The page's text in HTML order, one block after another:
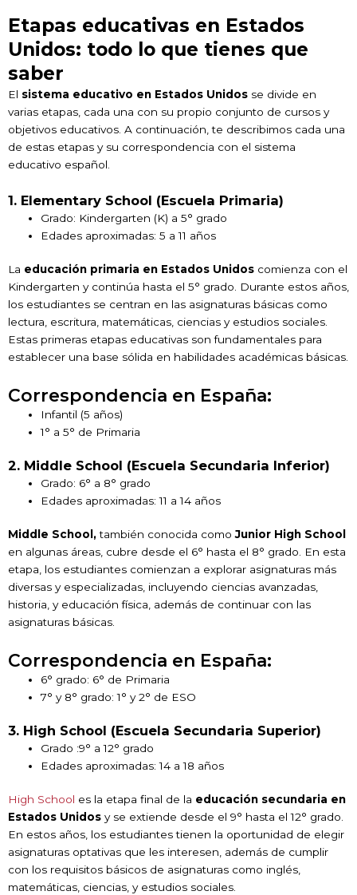
Etapas educativas en Estados
Unidos: todo lo que tienes que
saber
El sistema educativo en Estados Unidos se divide en
varias etapas, cada una con su propio conjunto de cursos y
objetivos educativos. A continuación, te describimos cada una
de estas etapas y su correspondencia con el sistema
educativo español.
1. Elementary School (Escuela Primaria)
Grado: Kindergarten (K) a 5° grado
Edades aproximadas: 5 a 11 años
La educación primaria en Estados Unidos comienza con el
Kindergarten y continúa hasta el 5° grado. Durante estos años,
los estudiantes se centran en las asignaturas básicas como
lectura, escritura, matemáticas, ciencias y estudios sociales.
Estas primeras etapas educativas son fundamentales para
establecer una base sólida en habilidades académicas básicas.
Correspondencia en España:
Infantil (5 años)
1° a 5° de Primaria
2. Middle School (Escuela Secundaria Inferior)
Grado: 6° a 8° grado
Edades aproximadas: 11 a 14 años
Middle School,también conocida comoJunior High School
en algunas áreas, cubre desde el 6° hasta el 8° grado. En esta
etapa, los estudiantes comienzan a explorar asignaturas más
diversas y especializadas, incluyendo ciencias avanzadas,
historia, y educación física, además de continuar con las
asignaturas básicas.
Correspondencia en España:
6° grado: 6° de Primaria
7° y 8° grado: 1° y 2° de ESO
3. High School (Escuela Secundaria Superior)
Grado :9° a 12° grado
Edades aproximadas: 14 a 18 años
High School es la etapa final de la educación secundaria en
Estados Unidos y se extiende desde el 9° hasta el 12° grado.
En estos años, los estudiantes tienen la oportunidad de elegir
asignaturas optativas que les interesen, además de cumplir
con los requisitos básicos de asignaturas como inglés,
matemáticas, ciencias, y estudios sociales.